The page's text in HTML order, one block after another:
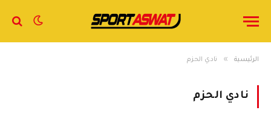
الرئيسية » نادي الحزم
نادي الحزم